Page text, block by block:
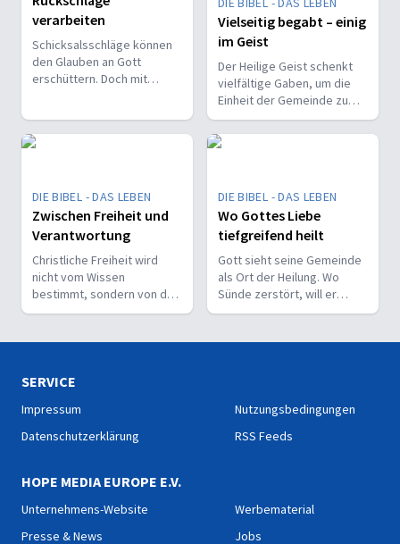
verarbeiten
Schicksalsschläge können
den Glauben an Gott
erschüttern. Doch mit
Vielseitig begabt – einig
im Geist
Der Heilige Geist schenkt
vielfältige Gaben, um die
Einheit der Gemeinde zu
stärken und sie zu
befähigen, Christus vor den
Menschen zu bekennen.
DIE BIBEL - DAS LEBEN
Zwischen Freiheit und
Verantwortung
Christliche Freiheit wird
nicht vom Wissen
bestimmt, sondern von der
Beziehung zum Nächsten –
DIE BIBEL - DAS LEBEN
Wo Gottes Liebe
tiefgreifend heilt
Gott sieht seine Gemeinde
als Ort der Heilung. Wo
Sünde zerstört, will er
liebevoll und korrigierend
SERVICE
Impressum
Datenschutzerklärung
Nutzungsbedingungen
RSS Feeds
HOPE MEDIA EUROPE E.V.
Unternehmens-Website
Presse & News
Werbematerial
Jobs